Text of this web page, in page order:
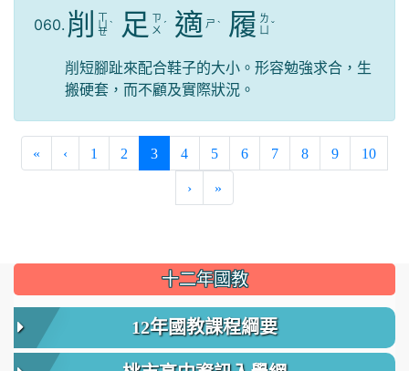
060. 削 ㄒ
ㄩ
ㄝ
ˋ 足 ㄗ
ㄨ ˊ 適 ㄕ ˋ 履 ㄌ
ˇ
削短腳趾來配合鞋子的大小。形容勉強求合，生
搬硬套，而不顧及實際狀況。
« ‹ 1 2 3(current)
4 5 6 7 8 9 10
› »
::: 十二年國教
12年國教課程綱要